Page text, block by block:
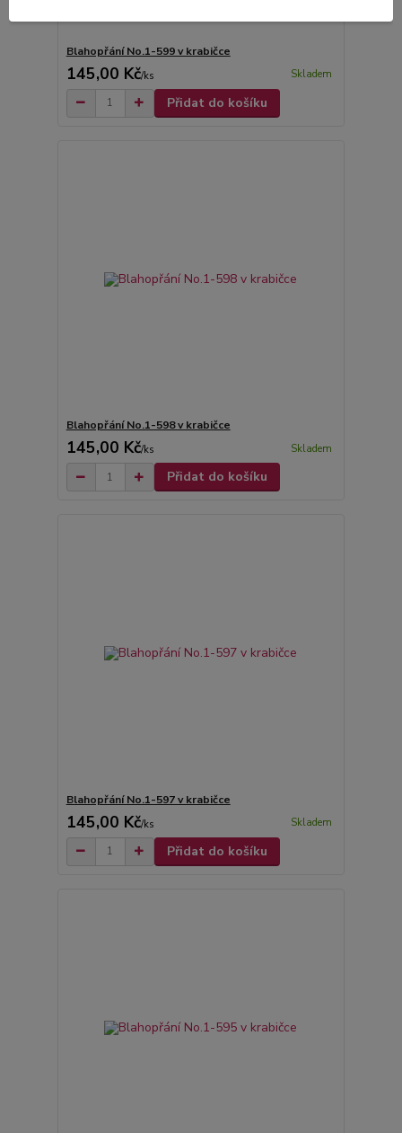
Blahopřání No.1-599 v krabičce
145,00 Kč/ks Skladem
Přidat do košíku
Blahopřání No.1-598 v krabičce
145,00 Kč/ks Skladem
Přidat do košíku
Blahopřání No.1-597 v krabičce
145,00 Kč/ks Skladem
Přidat do košíku